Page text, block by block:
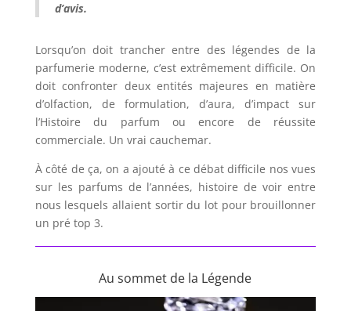
d’avis.
Lorsqu’on doit trancher entre des légendes de la
parfumerie moderne, c’est extrêmement difficile. On
doit confronter deux entités majeures en matière
d’olfaction, de formulation, d’aura, d’impact sur
l’Histoire du parfum ou encore de réussite
commerciale. Un vrai cauchemar.
À côté de ça, on a ajouté à ce débat difficile nos vues
sur les parfums de l’années, histoire de voir entre
nous lesquels allaient sortir du lot pour brouillonner
un pré top 3.
Au sommet de la Légende